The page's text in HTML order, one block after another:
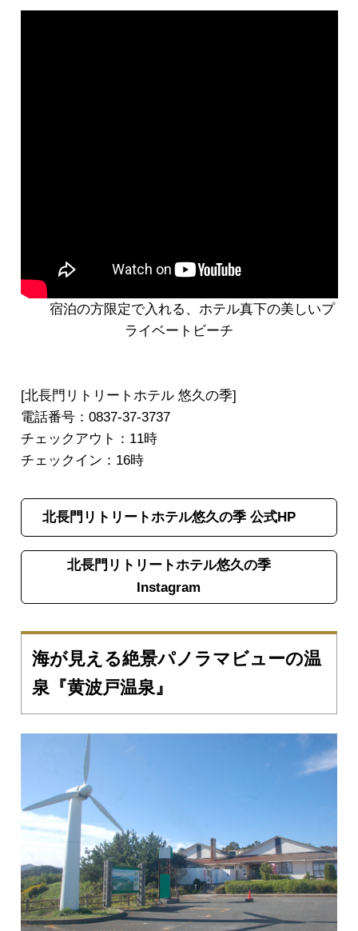
宿泊の方限定で入れる、ホテル真下の美しいプ
ライベートビーチ
[北長門リトリートホテル 悠久の季]
電話番号：0837-37-3737
チェックアウト：11時
チェックイン：16時
北長門リトリートホテル悠久の季 公式HP
北長門リトリートホテル悠久の季
Instagram
海が見える絶景パノラマビューの温
泉『黄波戸温泉』